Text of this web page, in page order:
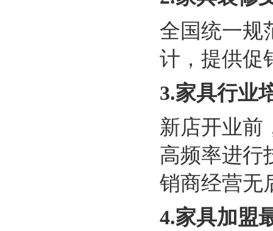
全国统一规
计，提供促
3.家具行业
新店开业前
高频率进行
销商经营无
4.家具加盟